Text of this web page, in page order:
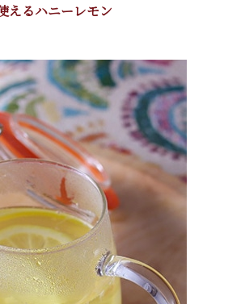
えるハニーレモン